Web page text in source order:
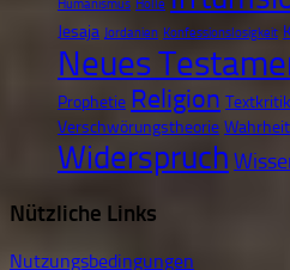
Humanismus Hölle
Jesaja Jordanien Konfessionslosigkeit
Neues
Prophetie Religion Textkritik
Verschwörungstheorie Wahrheit
Widerspruch
Nützliche Links
Nutzungsbedingungen